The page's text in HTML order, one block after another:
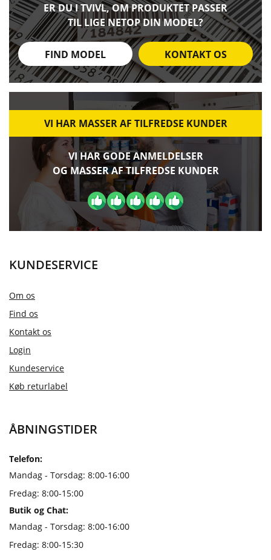
ER DU I TVIVL, OM PRODUKTET PASSER
TIL LIGE NETOP DIN MODEL?
FIND MODEL KONTAKT OS
VI HAR MASSER AF TILFREDSE KUNDER
VI HAR GODE ANMELDELSER
OG MASSER AF TILFREDSE KUNDER
KUNDESERVICE
Om os
Find os
Kontakt os
Login
Kundeservice
Køb returlabel
ÅBNINGSTIDER
Telefon:
Mandag - Torsdag: 8:00-16:00
Fredag: 8:00-15:00
Butik og Chat:
Mandag - Torsdag: 8:00-16:00
Fredag: 8:00-15:30